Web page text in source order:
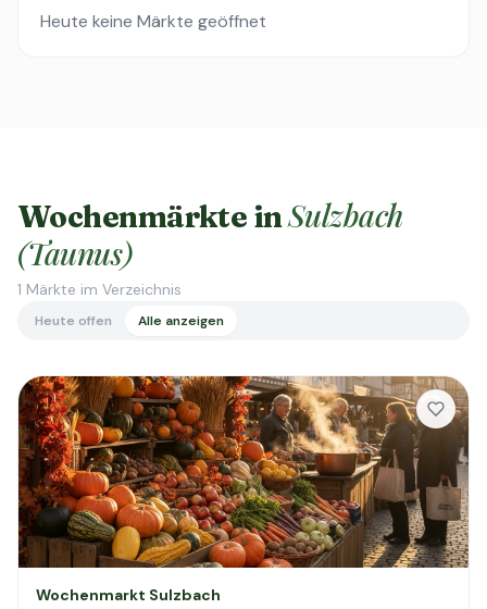
Heute keine Märkte geöffnet
Wochenmärkte inSulzbach
(Taunus)
1 Märkte im Verzeichnis
Heute offen Alle anzeigen
Wochenmarkt Sulzbach